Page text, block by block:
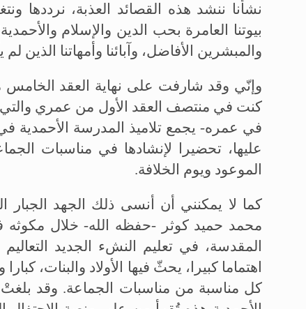
نشأنا ننشد هذه القصائد العذبة، نرددها
بيوتنا العامرة بحب الدين والإسلام
والمبشرين الأفاضل، وآبائنا وأمهاتنا الذين
وإنّي وقد شارفت على نهاية العقد
كنت في منتصف العقد الأول من عمري والتي
في عمره- يجمع تلاميذ المدرسة الأحمدية
عليها، تحضيرا لإنشادها في مناسبات
الموعود ويوم الخلافة.
كما لا يمكنني أن أنسى ذلك الجهد الجبار
محمد حميد كوثر -حفظه الله- خلال مكوثه في
المقدسة، في تعليم النشء الجديد التعاليم
اهتماما كبيرا، يحثّ فيها الأولاد والبنات،
كل مناسبة من مناسبات الجماعة. وقد